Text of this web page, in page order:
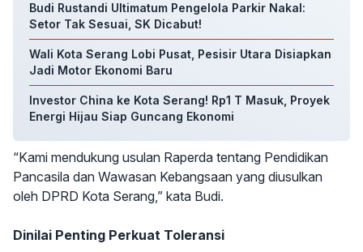
Budi Rustandi Ultimatum Pengelola Parkir Nakal:
Setor Tak Sesuai, SK Dicabut!
Wali Kota Serang Lobi Pusat, Pesisir Utara Disiapkan
Jadi Motor Ekonomi Baru
Investor China ke Kota Serang! Rp1 T Masuk, Proyek
Energi Hijau Siap Guncang Ekonomi
“Kami mendukung usulan Raperda tentang Pendidikan
Pancasila dan Wawasan Kebangsaan yang diusulkan
oleh DPRD Kota Serang,” kata Budi.
Dinilai Penting Perkuat Toleransi